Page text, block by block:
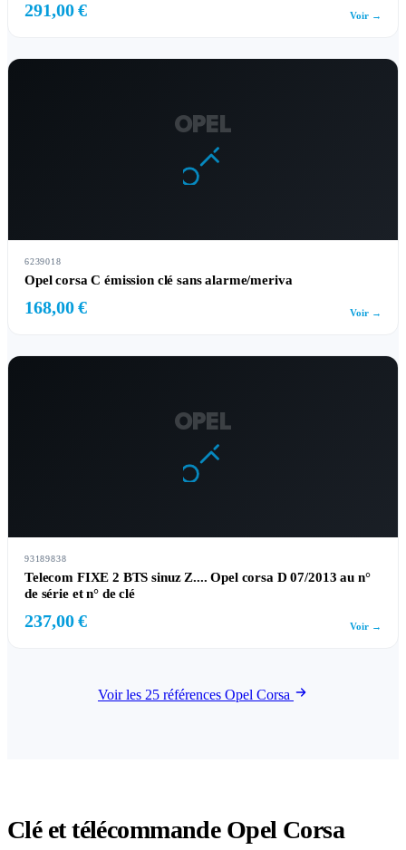
291,00 € Voir →
OPEL
6239018
Opel corsa C émission clé sans alarme/meriva
168,00 € Voir →
OPEL
93189838
Telecom FIXE 2 BTS sinuz Z.... Opel corsa D 07/2013 au n°
de série et n° de clé
237,00 € Voir →
Voir les 25 références Opel Corsa
Clé et télécommande Opel Corsa